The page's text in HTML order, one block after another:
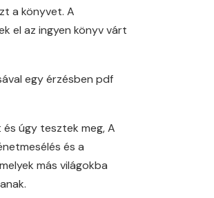
a könyvet. A
el az ingyen könyv várt
egy érzésben pdf
úgy tesztek meg, A
és a
más világokba